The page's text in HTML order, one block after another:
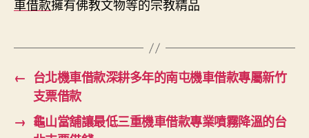
車借款擁有佛教文物等的宗教精品
← 台北機車借款深耕多年的南屯機車借款專屬新竹
支票借款
→ 龜山當舖讓最低三重機車借款專業噴霧降溫的台